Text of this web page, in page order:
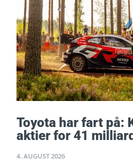
Toyota har fart på:
aktier for 41
4. AUGUST 2026